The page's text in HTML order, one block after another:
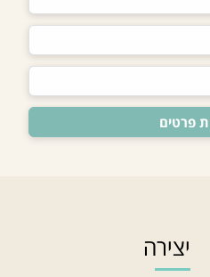
יצירה